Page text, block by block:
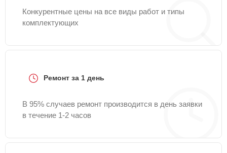
Конкурентные цены на все виды работ и типы
комплектующих
Ремонт за 1 день
В 95% случаев ремонт производится в день заявки
в течение 1-2 часов